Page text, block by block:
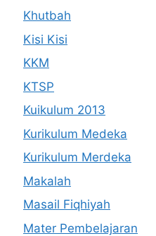
Khutbah
Kisi Kisi
KKM
KTSP
Kuikulum 2013
Kurikulum Medeka
Kurikulum Merdeka
Makalah
Masail Fiqhiyah
Mater Pembelajaran